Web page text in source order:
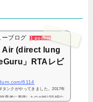
ーブログ 1 pocket
Air (direct lung
」RTAレビ
6114
ンクがやってきました。2017年
最後に着弾したのがHUSSARな